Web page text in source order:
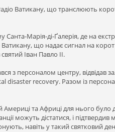
Ватикану, що транслюють
Санта-Марія-ді-Ґалерія, де на
що надає сигнал на
Іван Павло II.
з персоналом центру, відвідав
disaster recovery. Разом із
Америці та Африці для нього
можуть дістатися, і
навіть у такий святковий